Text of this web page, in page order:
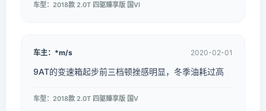
车型：2018款 2.0T 四驱臻享版 国VI
车主：*m/s 2020-02-01
9AT的变速箱起步前三档顿挫感明显，冬季油耗过高
车型：2018款 2.0T 四驱臻享版 国V